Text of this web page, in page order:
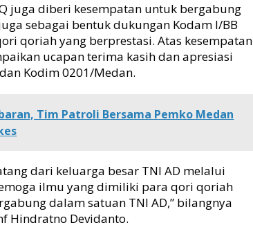
juga diberi kesempatan untuk bergabung
sebagai bentuk dukungan Kodam I/BB
qoriah yang berprestasi. Atas kesempatan
ucapan terima kasih dan apresiasi
Kodim 0201/Medan.
Tim Patroli Bersama Pemko Medan
dari keluarga besar TNI AD melalui
ilmu yang dimiliki para qori qoriah
dalam satuan TNI AD,” bilangnya
Hindratno Devidanto.